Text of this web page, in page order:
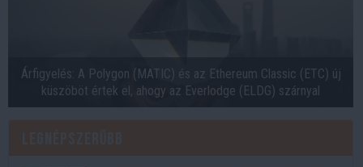
Árfigyelés: A Polygon (MATIC) és az Ethereum Classic (ETC) új
küszöböt értek el, ahogy az Everlodge (ELDG) szárnyal